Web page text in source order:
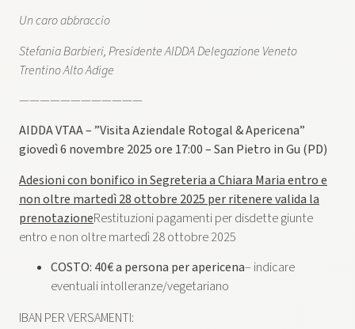
Un caro abbraccio
Stefania Barbieri, Presidente AIDDA Delegazione Veneto
Trentino Alto Adige
————————————
AIDDA VTAA – ​”Visita Aziendale Rotogal & Apericena”
giovedì 6 novembre 2025 ore 17:00 – San Pietro in Gu (PD)
Adesioni con bonifico in Segreteria a Chiara Maria entro e
non oltre martedì ​28 ottobre 2025 per ritenere valida la
prenotazioneRestituzioni pagamenti per disdette giunte
entro e non oltre martedì ​28 ottobre 2025
COSTO: 40€ a persona per apericena– indicare
eventuali intolleranze/vegetariano
IBAN PER VERSAMENTI: